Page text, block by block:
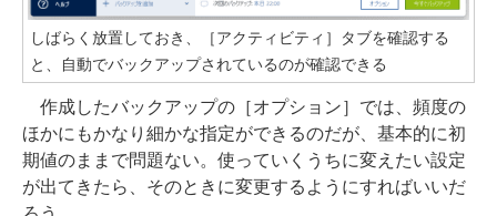
しばらく放置しておき、［アクティビティ］タブを確認する
と、自動でバックアップされているのが確認できる
作成したバックアップの［オプション］では、頻度の
ほかにもかなり細かな指定ができるのだが、基本的に初
期値のままで問題ない。使っていくうちに変えたい設定
が出てきたら、そのときに変更するようにすればいいだ